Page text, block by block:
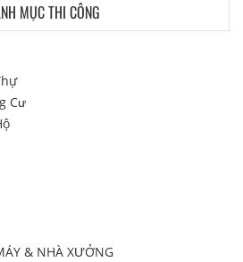
MỤC THI CÔNG
Cư
& NHÀ XƯỞNG